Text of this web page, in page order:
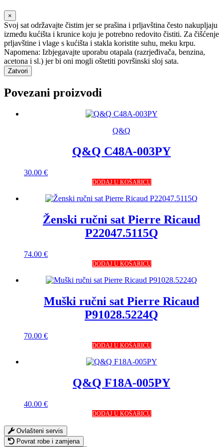
×
Svoj sat održavajte čistim jer se prašina i prljavština često nakupljaju
između kućišta i krunice koju je potrebno redovito čistiti. Za čišćenje
prljavštine i vlage s kućišta i stakla koristite suhu, meku krpu.
Napomena: Izbjegavajte uporabu otapala (razrjeđivača, benzina,
acetona i sl.) jer bi oni mogli oštetiti površinski sloj sata.
Zatvori
Povezani proizvodi
Q&Q
Q&Q C48A-003PY
30.00 €
DODAJ U KOŠARICU
Ženski ručni sat Pierre Ricaud
P22047.5115Q
74.00 €
DODAJ U KOŠARICU
Muški ručni sat Pierre Ricaud
P91028.5224Q
70.00 €
DODAJ U KOŠARICU
Q&Q F18A-005PY
40.00 €
DODAJ U KOŠARICU
Ovlašteni servis
Povrat robe i zamjena